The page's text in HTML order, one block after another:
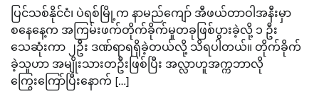
ပြင်သစ်နိုင်ငံ၊ ပဲရစ်မြို့က နာမည်ကျော် အီဖယ်တာဝါအနီးမှာ
စနေနေ့က အကြမ်းဖက်တိုက်ခိုက်မှုတခုဖြစ်ပွားခဲ့လို့ ၁ ဦး
သေဆုံးကာ ၂ဦး ဒဏ်ရာရရှိခဲ့တယ်လို့ သိရပါတယ်။ တိုက်ခိုက်
ခဲ့သူဟာ အမျိုးသားတဦးဖြစ်ပြီး အလ္လာဟူအက္ကဘာလို
ကြွေးကြော်ပြီးနောက် […]